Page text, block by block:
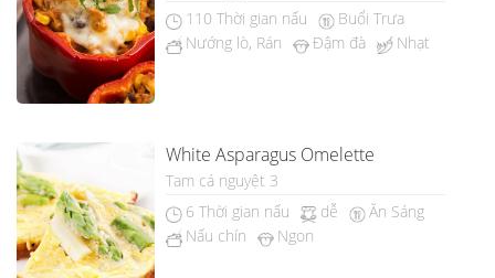
110 Thời gian nấu
Buổi Trưa
Nướng lò, Rán
Đậm đà Nhạt
White Asparagus Omelette
Tam cá nguyệt 3
6 Thời gian nấu
dễ
Ăn Sáng
Nấu chín
Ngon